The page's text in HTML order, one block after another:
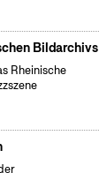
Bildarchivs
Rheinische